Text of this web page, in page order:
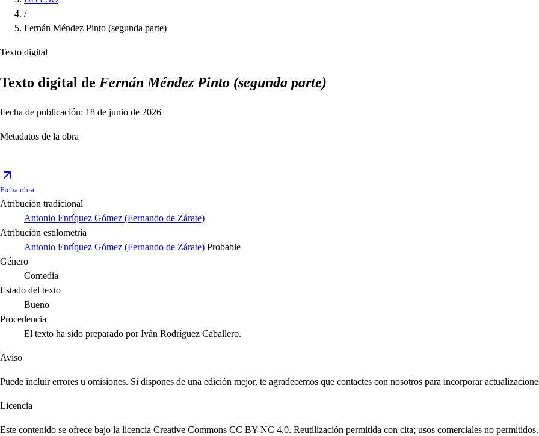
/
Fernán Méndez Pinto (segunda parte)
Texto digital
Texto digital de Fernán Méndez Pinto (segunda parte)
Fecha de publicación: 18 de junio de 2026
Metadatos de la obra
Ficha obra
Atribución tradicional
Antonio Enríquez Gómez (Fernando de Zárate)
Atribución estilometría
Antonio Enríquez Gómez (Fernando de Zárate) Probable
Género
Comedia
Estado del texto
Bueno
Procedencia
El texto ha sido preparado por Iván Rodríguez Caballero.
Aviso
Puede incluir errores u omisiones. Si dispones de una edición mejor, te agradecemos que contactes con nosotros para incorporar
Licencia
Este contenido se ofrece bajo la licencia Creative Commons CC BY-NC 4.0. Reutilización permitida con cita; usos comerciales no permitidos.